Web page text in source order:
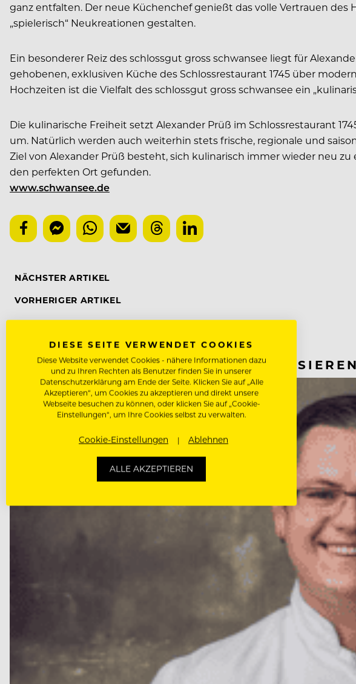
ganz entfalten. Der neue Küchenchef genießt das volle Vertrauen
„spielerisch“ Neukreationen gestalten.
Ein besonderer Reiz des schlossgut gross schwansee liegt für
gehobenen, exklusiven Küche des Schlossrestaurant 1745 über
Hochzeiten ist die Vielfalt des schlossgut gross schwansee ein
Die kulinarische Freiheit setzt Alexander Prüß im Schlossrestaurant
um. Natürlich werden auch weiterhin stets frische, regionale und
Ziel von Alexander Prüß besteht, sich kulinarisch immer wieder neu
den perfekten Ort gefunden.
www.schwansee.de
NÄCHSTER ARTIKEL
VORHERIGER ARTIKEL
DAS KÖNNTE DICH AUCH INTERESSIEREN
DIESE SEITE VERWENDET COOKIES
Diese Website verwendet Cookies - nähere Informationen dazu
und zu Ihren Rechten als Benutzer finden Sie in unserer
Datenschutzerklärung am Ende der Seite. Klicken Sie auf „Alle
Akzeptieren“, um Cookies zu akzeptieren und direkt unsere
Webseite besuchen zu können, oder klicken Sie auf „Cookie-
Einstellungen“, um Ihre Cookies selbst zu verwalten.
Cookie-Einstellungen Ablehnen
ALLE AKZEPTIEREN